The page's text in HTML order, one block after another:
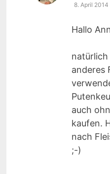
8. April
Hallo
natürlich
anderes
auch
kaufen.
nach
;-)